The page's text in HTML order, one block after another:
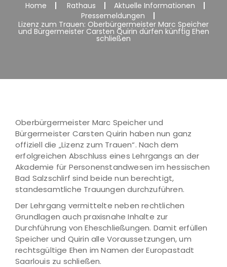
Home Rathaus
Aktuelle Informationen
Pressemeldungen
Lizenz zum Trauen: Oberbürgermeister Marc Speicher
und Bürgermeister Carsten Quirin dürfen künftig Ehen
schließen
Oberbürgermeister Marc Speicher und
Bürgermeister Carsten Quirin haben nun ganz
offiziell die „Lizenz zum Trauen“. Nach dem
erfolgreichen Abschluss eines Lehrgangs an der
Akademie für Personenstandwesen im hessischen
Bad Salzschlirf sind beide nun berechtigt,
standesamtliche Trauungen durchzuführen.
Der Lehrgang vermittelte neben rechtlichen
Grundlagen auch praxisnahe Inhalte zur
Durchführung von Eheschließungen. Damit erfüllen
Speicher und Quirin alle Voraussetzungen, um
rechtsgültige Ehen im Namen der Europastadt
Saarlouis zu schließen.